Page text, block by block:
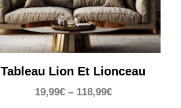
Tableau Lion Et Lionceau
19,99€– 118,99€